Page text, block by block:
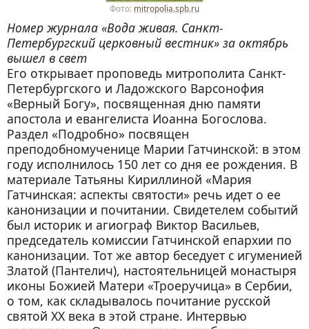
Фото: mitropolia.spb.ru
Номер журнала «Вода живая. Санкт-
Петербургский церковный вестник» за октябрь
вышел в свет
Его открывает проповедь митрополита Санкт-
Петербургского и Ладожского Варсонофия
«Верный Богу», посвященная дню памяти
апостола и евангелиста Иоанна Богослова.
Раздел «Подробно» посвящен
преподобномученицe Марии Гатчинской: в этом
году исполнилось 150 лет со дня ее рождения. В
материале Татьяны Кириллиной «Мария
Гатчинская: аспекты святости» речь идет о ее
канонизации и почитании. Свидетелем событий
был историк и агиограф Виктор Васильев,
председатель комиссии Гатчинской епархии по
канонизации. Тот же автор беседует с игуменией
Златой (Пантелич), настоятельницей монастыря
иконы Божией Матери «Троеручица» в Сербии,
о том, как складывалось почитание русской
святой ХХ века в этой стране. Интервью